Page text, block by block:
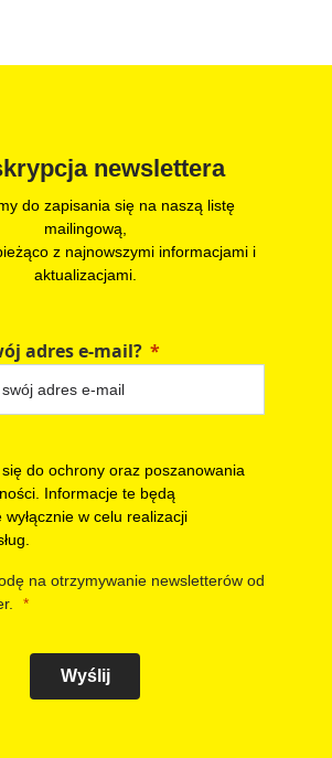
newslettera
do zapisania się na naszą listę
mailingową,
z najnowszymi informacjami i
aktualizacjami.
adres e-mail?
do ochrony oraz poszanowania
Informacje te będą
w celu realizacji
na otrzymywanie newsletterów od
Wyślij